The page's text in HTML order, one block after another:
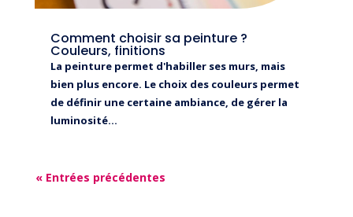
Comment choisir sa peinture ?
Couleurs, finitions
La peinture permet d'habiller ses murs, mais
bien plus encore. Le choix des couleurs permet
de définir une certaine ambiance, de gérer la
luminosité...
« Entrées précédentes